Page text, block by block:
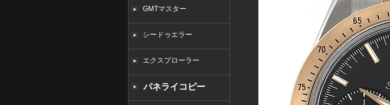
GMTマスター
シードゥエラー
エクスプローラー
パネライコピー